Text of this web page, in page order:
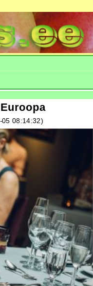
05 08:14:32)